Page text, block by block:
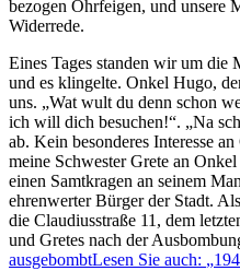
bezogen Ohrfeigen, und unsere
Widerrede.
Eines Tages standen wir um die
und es klingelte. Onkel Hugo,
uns.
Wat wult du denn schon
ich will dich besuchen! . Na
ab. Kein besonderes Interesse
meine Schwester Grete an
einen Samtkragen an seinem
ehrenwerter Bürger der Stadt.
die Claudiusstraße 11, dem
und Gretes nach der
ausgebombtLesen Sie auch: